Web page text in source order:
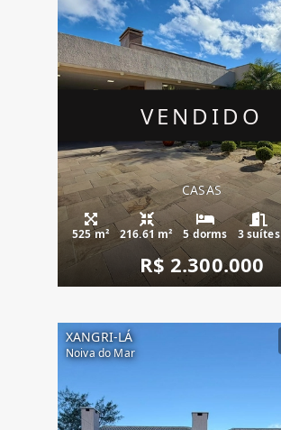
VENDIDO
CASAS
525 m² 216.61 m² 5 dorms 3 suítes
R$ 2.300.000
XANGRI-LÁ
Noiva do Mar